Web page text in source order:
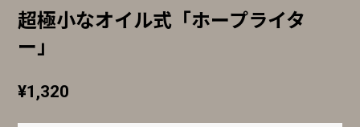
超極小なオイル式「ホープライタ
ー」
¥1,320